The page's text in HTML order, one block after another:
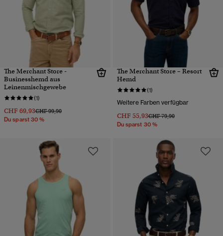
The Merchant Store -
Businesshemd aus
Leinenmischgewebe
(1)
CHF 69,93Preis wurde reduziert von
CHF 99,90bis
Du sparst 30 %
The Merchant Store – Resort
Hemd
(1)
Weitere Farben verfügbar
CHF 55,93Preis wurde reduziert von
CHF 79,90bis
Du sparst 30 %